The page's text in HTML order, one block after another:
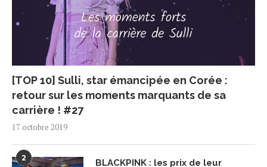
[TOP 10] Sulli, star émancipée en Corée :
retour sur les moments marquants de sa
carrière ! #27
17 octobre 2019
2
BLACKPINK : les prix de leur